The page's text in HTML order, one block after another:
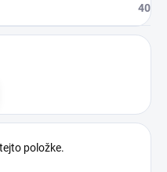
40
položke.